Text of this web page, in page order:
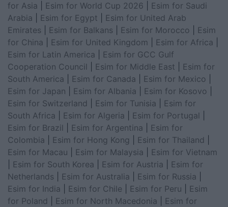
for Asia
Esim for World Cup 2026
Esim for Saudi
Arabia
Esim for Egypt
Esim for United Arab
Emirates
Esim for Balkans Esim for Morocco
Esim
for China
Esim for United Kingdom Esim for Africa
Esim for Latin America
Esim for GCC Gulf
Cooperation Council
Esim for Middle East
Esim for
South America
Esim for Canada Esim for Mexico
Esim for Japan
Esim for Albania Esim for Kosovo
Esim for Switzerland
Esim for Tunisia
Esim for
South Africa
Esim for Algeria Esim for Portugal
Esim for Brazil
Esim for Argentina
Esim for
Colombia
Esim for Hong Kong Esim for Thailand
Esim for Macau
Esim for Malaysia
Esim for Vietnam
Esim for South Korea Esim for Austria
Esim for
Netherlands
Esim for Australia Esim for Russia
Esim for India
Esim for Chile Esim for Peru
Esim
for Poland
Esim for North Macedonia
Esim for